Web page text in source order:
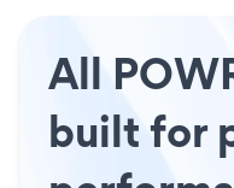
All
built for